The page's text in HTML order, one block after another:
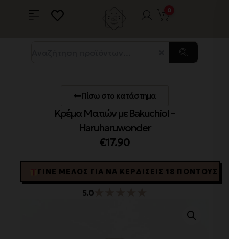
0
Πίσω στο κατάστημα
Κρέμα Ματιών με Bakuchiol –
Haruharuwonder
€17.90
ΓΊΝΕ ΜΈΛΟΣ ΓΙΑ ΝΑ ΚΕΡΔΊΣΕΙΣ 18 ΠΌΝΤΟΥΣ
5.0★